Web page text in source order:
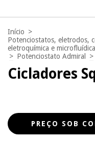
Início >
Potenciostatos, eletrodos,
eletroquímica e microfluídica
> Potenciostato Admiral >
Cicladores